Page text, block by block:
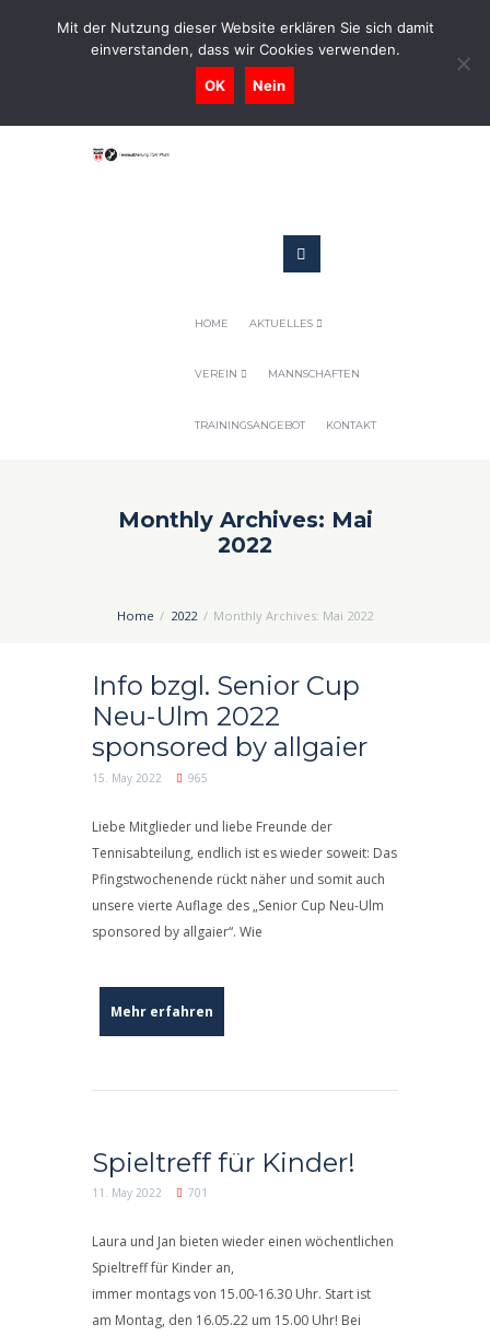
0731-9716400
Geschaeftsstelle@tennis-tsv-pfuhl.de
HOME AKTUELLES
VEREIN MANNSCHAFTEN
TRAININGSANGEBOT KONTAKT
Monthly Archives: Mai
2022
Home 2022 Monthly Archives: Mai 2022
Info bzgl. Senior Cup
Neu-Ulm 2022
sponsored by allgaier
15. May 2022 965
Liebe Mitglieder und liebe Freunde der
Tennisabteilung, endlich ist es wieder soweit: Das
Pfingstwochenende rückt näher und somit auch
unsere vierte Auflage des „Senior Cup Neu-Ulm
sponsored by allgaier“. Wie
Mehr erfahren
Spieltreff für Kinder!
11. May 2022 701
Laura und Jan bieten wieder einen wöchentlichen
Spieltreff für Kinder an,
immer montags von 15.00-16.30 Uhr. Start ist
am Montag, den 16.05.22 um 15.00 Uhr! Bei
Mit der Nutzung dieser Website erklären Sie sich damit
einverstanden, dass wir Cookies verwenden.
OK Nein